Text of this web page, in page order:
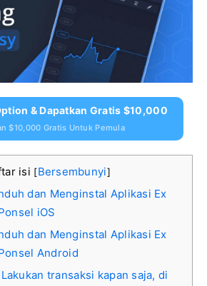
& Dapatkan Gratis $10,000
$10,000 Gratis Untuk Pemula
isi [Bersembunyi]
dan Menginstal Aplikasi Ex
iOS
dan Menginstal Aplikasi Ex
Android
transaksi kapan saja, di